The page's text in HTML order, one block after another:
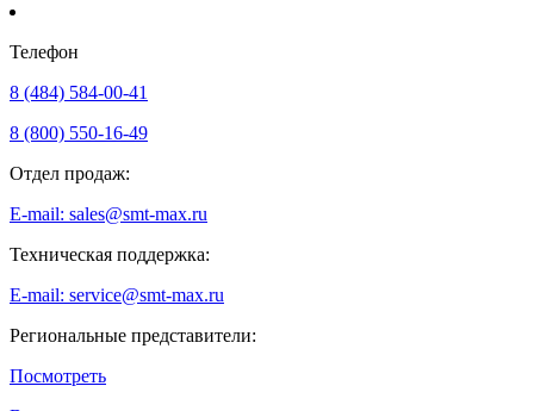
Телефон
8 (484) 584-00-41
8 (800) 550-16-49
Отдел продаж:
E-mail: sales@smt-max.ru
Техническая поддержка:
E-mail: service@smt-max.ru
Региональные представители:
Посмотреть